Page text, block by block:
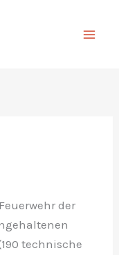
der
technische